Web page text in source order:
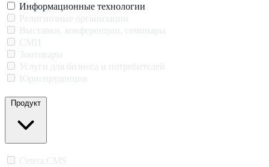
Информационные технологии
Религиозные организации
Выставки, конференции, семинары
СМИ
Зоотовары
Услуги для бизнеса и потребителей
Юриспруденция
Продукт
Cetera.CMS